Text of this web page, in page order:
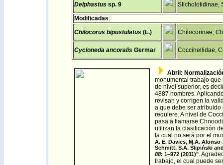
Delphastus sp. 9
Sticholotidinae,
Modificadas:
Chilocorus bipustulatus (L.) Chilocorinae,
Cycloneda ancoralis Germar Coccinellidae,
Abril:
monumental trabajo
de nivel superior, es
4887 nombres.
revisan y corrigen la
a que debe ser
requiere. A nivel de
pasa a llamarse
utilizan la clasificación
la cual no será por el
A. E. Davies, M.A.
Schmitt, S.A. Ślipiński
88: 1–972 (2011)".
trabajo, el cual puede